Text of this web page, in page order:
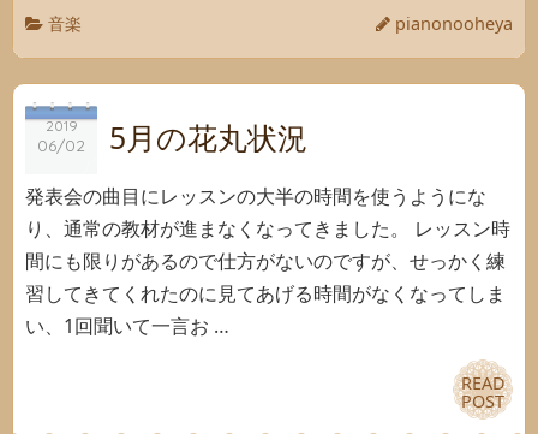
音楽 pianonooheya
2019
06/02
2019
06/02 5月の花丸状況
発表会の曲目にレッスンの大半の時間を使うようにな
り、通常の教材が進まなくなってきました。 レッスン時
間にも限りがあるので仕方がないのですが、せっかく練
習してきてくれたのに見てあげる時間がなくなってしま
い、1回聞いて一言お …
READ
POST
READ
POST